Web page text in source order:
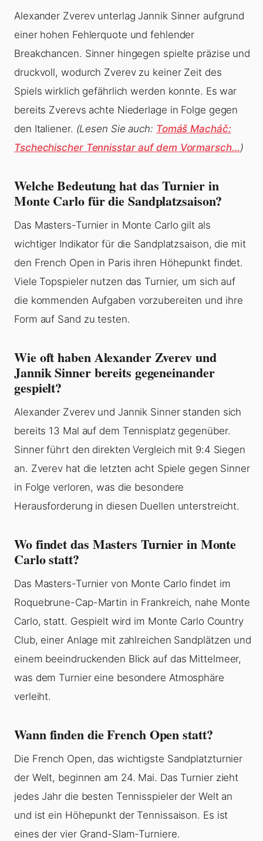
Alexander Zverev unterlag Jannik Sinner aufgrund
einer hohen Fehlerquote und fehlender
Breakchancen. Sinner hingegen spielte präzise und
druckvoll, wodurch Zverev zu keiner Zeit des
Spiels wirklich gefährlich werden konnte. Es war
bereits Zverevs achte Niederlage in Folge gegen
den Italiener. (Lesen Sie auch: Tomáš Macháč:
Tschechischer Tennisstar auf dem Vormarsch… )
Welche Bedeutung hat das Turnier in
Monte Carlo für die Sandplatzsaison?
Das Masters-Turnier in Monte Carlo gilt als
wichtiger Indikator für die Sandplatzsaison, die mit
den French Open in Paris ihren Höhepunkt findet.
Viele Topspieler nutzen das Turnier, um sich auf
die kommenden Aufgaben vorzubereiten und ihre
Form auf Sand zu testen.
Wie oft haben Alexander Zverev und
Jannik Sinner bereits gegeneinander
gespielt?
Alexander Zverev und Jannik Sinner standen sich
bereits 13 Mal auf dem Tennisplatz gegenüber.
Sinner führt den direkten Vergleich mit 9:4 Siegen
an. Zverev hat die letzten acht Spiele gegen Sinner
in Folge verloren, was die besondere
Herausforderung in diesen Duellen unterstreicht.
Wo findet das Masters Turnier in Monte
Carlo statt?
Das Masters-Turnier von Monte Carlo findet im
Roquebrune-Cap-Martin in Frankreich, nahe Monte
Carlo, statt. Gespielt wird im Monte Carlo Country
Club, einer Anlage mit zahlreichen Sandplätzen und
einem beeindruckenden Blick auf das Mittelmeer,
was dem Turnier eine besondere Atmosphäre
verleiht.
Wann finden die French Open statt?
Die French Open, das wichtigste Sandplatzturnier
der Welt, beginnen am 24. Mai. Das Turnier zieht
jedes Jahr die besten Tennisspieler der Welt an
und ist ein Höhepunkt der Tennissaison. Es ist
eines der vier Grand-Slam-Turniere.